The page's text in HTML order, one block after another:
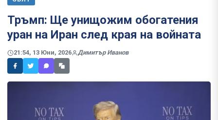
Тръмп: Ще унищожим обогатения
уран на Иран след края на войната
21:54, 13 Юни, 2026 Димитър Иванов